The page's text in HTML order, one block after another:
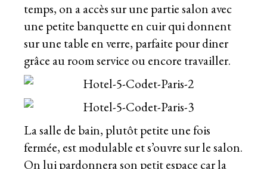
temps, on a accès sur une partie salon avec
une petite banquette en cuir qui donnent
sur une table en verre, parfaite pour diner
grâce au room service ou encore travailler.
La salle de bain, plutôt petite une fois
fermée, est modulable et s’ouvre sur le salon.
On lui pardonnera son petit espace car la